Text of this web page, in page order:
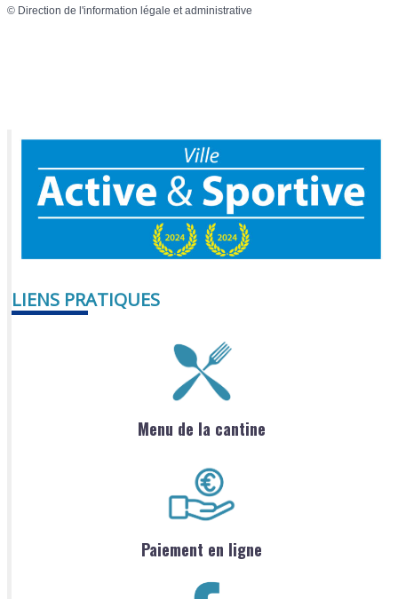
© Direction de l'information légale et administrative
LIENS PRATIQUES
Menu de la cantine
Paiement en ligne